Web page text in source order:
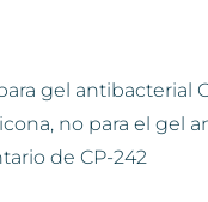
gel antibacterial
no para el gel
de CP-242